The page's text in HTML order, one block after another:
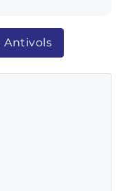
Antivols